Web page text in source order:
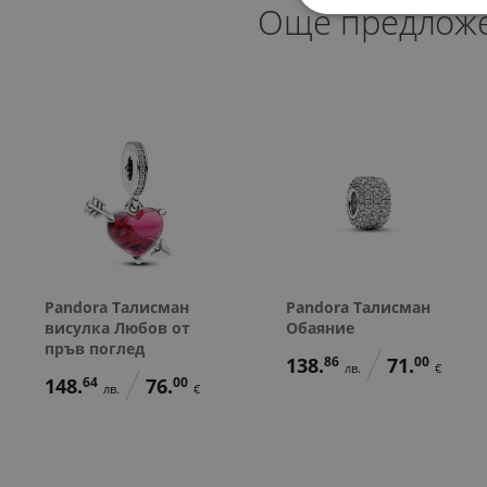
Още
Pandora Талисман
висулка Любов от
пръв поглед
148.64 лв. 76.00 €
Pandora Талисман
Обаяние
138.86 лв. 71.00 €